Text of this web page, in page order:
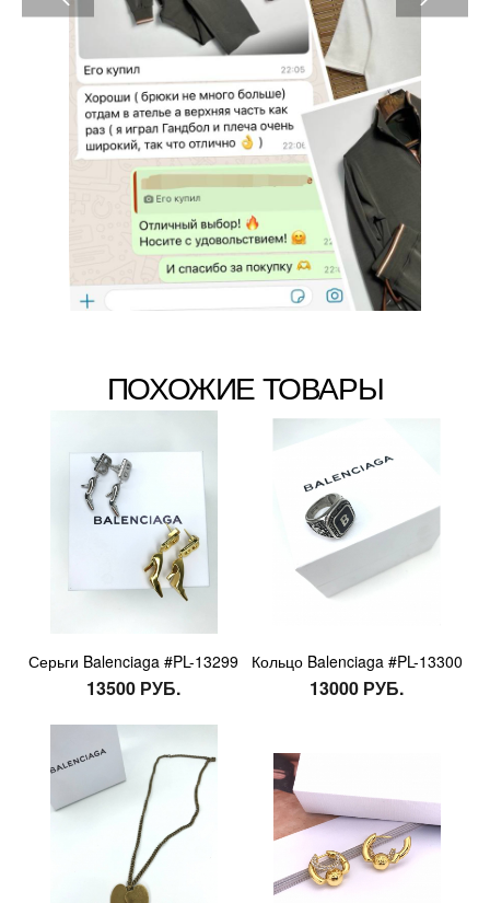
ПОХОЖИЕ ТОВАРЫ
Серьги Balenciaga #PL-13299
13500 РУБ.
Кольцо Balenciaga #PL-13300
13000 РУБ.